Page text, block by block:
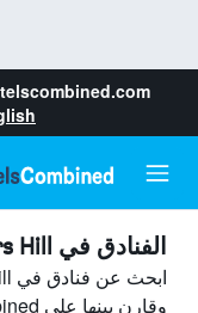
الفنادق في Lavers Hill
وقارن بينها على HotelsCombined ووفّر.